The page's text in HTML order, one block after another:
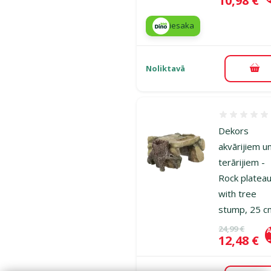
iesaka
Noliktavā
Dekors
akvārijiem
terārijiem -
Rock
with tree
stump, 25
Oriģinālā
24,99 €
Cena
12,48 €